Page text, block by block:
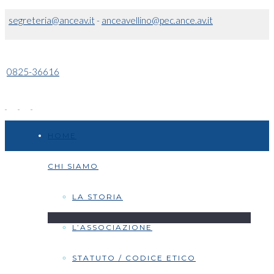
segreteria@anceav.it- anceavellino@pec.ance.av.it
0825-36616
CHI SIAMO
LA STORIA
L’ASSOCIAZIONE
STATUTO / CODICE ETICO